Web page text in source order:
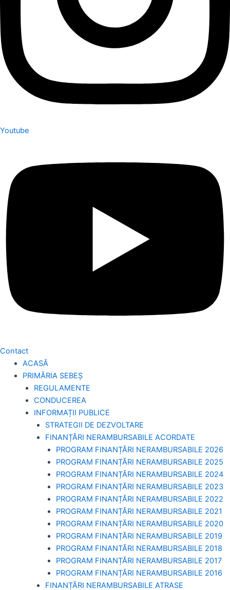
Youtube
Contact
ACASĂ
PRIMĂRIA SEBEȘ
REGULAMENTE
CONDUCEREA
INFORMAȚII PUBLICE
STRATEGII DE DEZVOLTARE
FINANȚĂRI NERAMBURSABILE ACORDATE
PROGRAM FINANȚĂRI NERAMBURSABILE 2026
PROGRAM FINANȚĂRI NERAMBURSABILE 2025
PROGRAM FINANȚĂRI NERAMBURSABILE 2024
PROGRAM FINANȚĂRI NERAMBURSABILE 2023
PROGRAM FINANȚĂRI NERAMBURSABILE 2022
PROGRAM FINANȚĂRI NERAMBURSABILE 2021
PROGRAM FINANȚĂRI NERAMBURSABILE 2020
PROGRAM FINANȚĂRI NERAMBURSABILE 2019
PROGRAM FINANTĂRI NERAMBURSABILE 2018
PROGRAM FINANȚĂRI NERAMBURSABILE 2017
PROGRAM FINANȚĂRI NERAMBURSABILE 2016
FINANȚĂRI NERAMBURSABILE ATRASE